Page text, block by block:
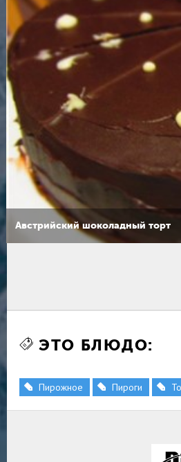
Австрийский шоколадный торт
ЭТО БЛЮДО:
Пирожное Пироги